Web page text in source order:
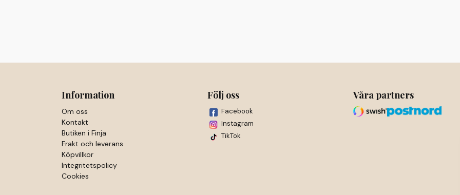
Information
Om oss
Kontakt
Butiken i Finja
Frakt och leverans
Köpvillkor
Integritetspolicy
Cookies
Följ oss
Facebook
Instagram
TikTok
Våra partners